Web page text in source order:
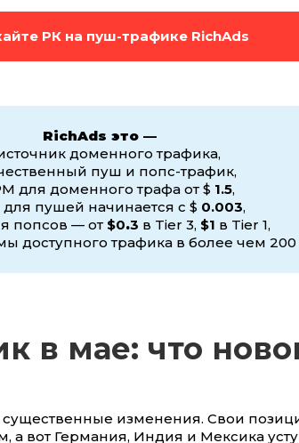
РК на пуш-трафике RichAds
RichAds это —
доменного трафика,
пуш и попс-трафик,
для доменного трафа от $ 1.5,
для пушей начинается с $ 0.003,
попсов — от $0.3 в Tier 3, $1 в Tier 1,
доступного трафика в более чем 200
в мае: что
изменения. Свои
а вот Германия, Индия и Мексика